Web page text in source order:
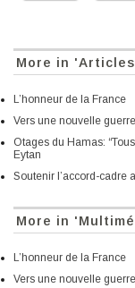
More in
L’honneur de la France
Vers une nouvelle
Otages du Hamas:
Eytan
Soutenir l’accord-cadre
More in
L’honneur de la France
Vers une nouvelle